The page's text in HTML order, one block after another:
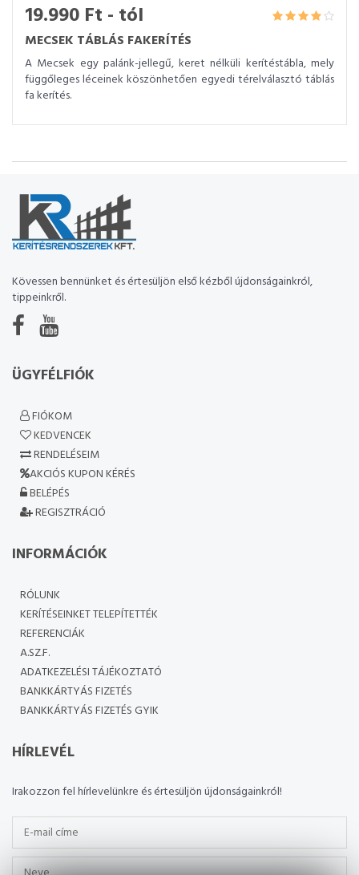
19.990 Ft - tól
MECSEK TÁBLÁS FAKERÍTÉS
A Mecsek egy palánk-jellegű, keret nélküli kerítéstábla, mely
függőleges léceinek köszönhetően egyedi térelválasztó táblás
fa kerítés.
Kövessen bennünket és értesüljön első kézből újdonságainkról,
tippeinkről.
ÜGYFÉLFIÓK
FIÓKOM
KEDVENCEK
RENDELÉSEIM
AKCIÓS KUPON KÉRÉS
BELÉPÉS
REGISZTRÁCIÓ
INFORMÁCIÓK
RÓLUNK
KERÍTÉSEINKET TELEPÍTETTÉK
REFERENCIÁK
A.SZ.F.
ADATKEZELÉSI TÁJÉKOZTATÓ
BANKKÁRTYÁS FIZETÉS
BANKKÁRTYÁS FIZETÉS GYIK
HÍRLEVÉL
Irakozzon fel hírlevelünkre és értesüljön újdonságainkról!